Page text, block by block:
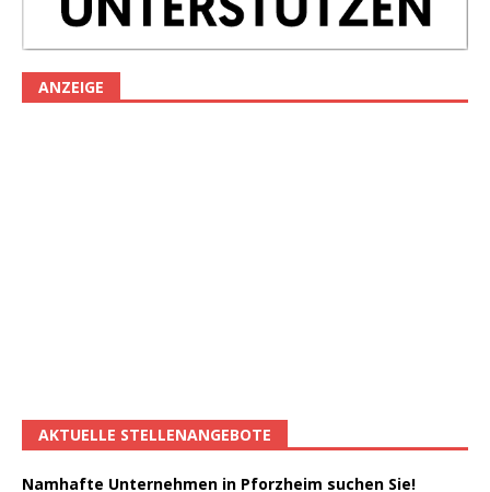
ANZEIGE
AKTUELLE STELLENANGEBOTE
Namhafte Unternehmen in Pforzheim suchen Sie!